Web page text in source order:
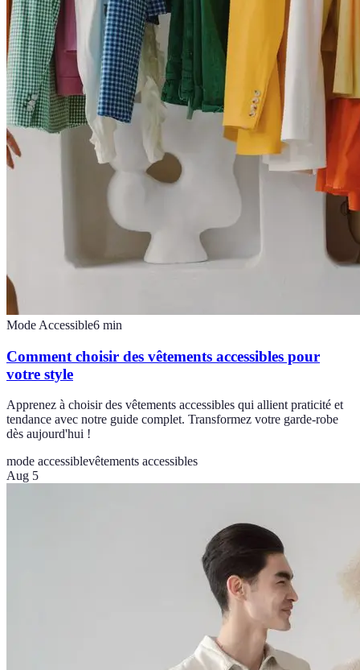
Mode Accessible6 min
Comment choisir des vêtements accessibles pour
votre style
Apprenez à choisir des vêtements accessibles qui allient praticité et
tendance avec notre guide complet. Transformez votre garde-robe
dès aujourd'hui !
mode accessiblevêtements accessibles
Aug 5